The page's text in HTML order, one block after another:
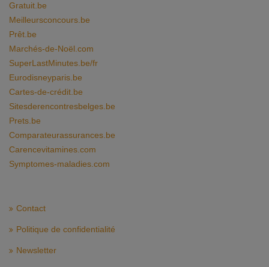
Gratuit.be
Meilleursconcours.be
Prêt.be
Marchés-de-Noël.com
SuperLastMinutes.be/fr
Eurodisneyparis.be
Cartes-de-crédit.be
Sitesderencontresbelges.be
Prets.be
Comparateurassurances.be
Carencevitamines.com
Symptomes-maladies.com
Contact
Politique de confidentialité
Newsletter